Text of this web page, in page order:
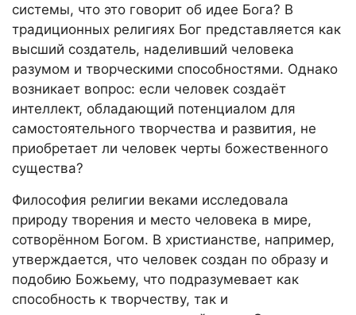
системы, что это говорит об идее Бога? В
традиционных религиях Бог представляется как
высший создатель, наделивший человека
разумом и творческими способностями. Однако
возникает вопрос: если человек создаёт
интеллект, обладающий потенциалом для
самостоятельного творчества и развития, не
приобретает ли человек черты божественного
существа?
Философия религии веками исследовала
природу творения и место человека в мире,
сотворённом Богом. В христианстве, например,
утверждается, что человек создан по образу и
подобию Божьему, что подразумевает как
способность к творчеству, так и